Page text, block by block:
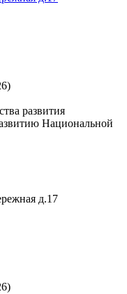
развития
Национальной
д.17